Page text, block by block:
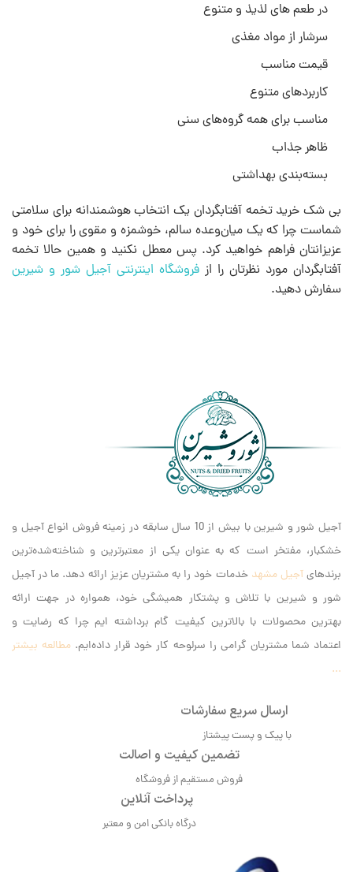
در طعم های لذیذ و متنوع
سرشار از مواد مغذی
قیمت مناسب
کاربردهای متنوع
مناسب برای همه گروه‌های سنی
ظاهر جذاب
بسته‌بندی بهداشتی
بی شک خرید تخمه آفتابگردان یک انتخاب هوشمندانه برای سلامتی
شماست چرا که یک میان‌وعده سالم، خوشمزه و مقوی را برای خود و
عزیزانتان فراهم خواهید کرد. پس معطل نکنید و همین حالا تخمه
آفتابگردان مورد نظرتان را از فروشگاه اینترنتی آجیل شور و شیرین
سفارش دهید.
آجیل شور و شیرین با بیش از 10 سال سابقه در زمینه فروش انواع آجیل و
خشکبار، مفتخر است که به عنوان یکی از معتبرترین و شناخته‌شده‌ترین
برندهایآجیل مشهد خدمات خود را به مشتریان عزیز ارائه دهد. ما در آجیل
شور و شیرین با تلاش و پشتکار همیشگی خود، همواره در جهت ارائه
بهترین محصولات با بالاترین کیفیت گام برداشته ایم‌ چرا که رضایت و
اعتماد شما مشتریان گرامی را سرلوحه کار خود قرار داده‌ایم. مطالعه بیشتر
...
ارسال سریع سفارشات
با پیک و پست پیشتاز
تضمین کیفیت و اصالت
فروش مستقیم از فروشگاه
پرداخت آنلاین
درگاه بانکی امن و معتبر